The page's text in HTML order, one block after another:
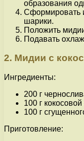
образования
Сформировать
шарики.
Положить
Подавать
2. Мидии с
Ингредиенты:
200 г
100 г кокосовой
100 г
Приготовление: